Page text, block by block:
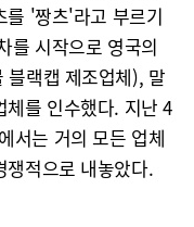
를 '짱츠'라고 부르기
를 시작으로 영국의
블랙캡 제조업체), 말
체를 인수했다. 지난 4
서는 거의 모든 업체
적으로 내놓았다.